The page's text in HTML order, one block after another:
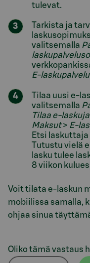
tulevat.
Tarkista ja
valitsemalla
E-
Tilaa uusi e-
valitsemalla
Tilaa e-
Maksut> E-
Etsi
Tutustu vielä
lasku tulee
8 viikon
Voit tilata e-laskun
mobiilissa samalla,
ohjaa sinua
Oliko tämä vastaus